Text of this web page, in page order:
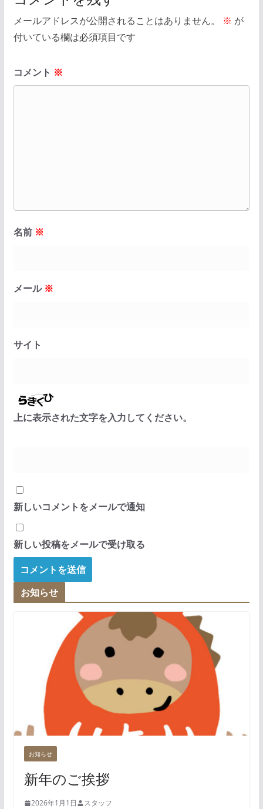
メールアドレスが公開されることはありません。 ※ が
付いている欄は必須項目です
コメント ※
名前 ※
メール ※
サイト
上に表示された文字を入力してください。
新しいコメントをメールで通知
新しい投稿をメールで受け取る
お知らせ
お知らせ
新年のご挨拶
2026年1月1日 スタッフ